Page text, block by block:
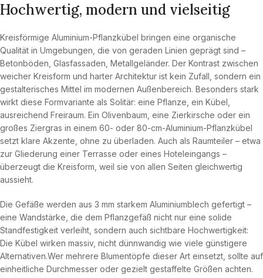
Hochwertig, modern und vielseitig
Kreisförmige Aluminium-Pflanzkübel bringen eine organische
Qualität in Umgebungen, die von geraden Linien geprägt sind –
Betonböden, Glasfassaden, Metallgeländer. Der Kontrast zwischen
weicher Kreisform und harter Architektur ist kein Zufall, sondern ein
gestalterisches Mittel im modernen Außenbereich. Besonders stark
wirkt diese Formvariante als Solitär: eine Pflanze, ein Kübel,
ausreichend Freiraum. Ein Olivenbaum, eine Zierkirsche oder ein
großes Ziergras in einem 60- oder 80-cm-Aluminium-Pflanzkübel
setzt klare Akzente, ohne zu überladen. Auch als Raumteiler – etwa
zur Gliederung einer Terrasse oder eines Hoteleingangs –
überzeugt die Kreisform, weil sie von allen Seiten gleichwertig
aussieht.
Die Gefäße werden aus 3 mm starkem Aluminiumblech gefertigt –
eine Wandstärke, die dem Pflanzgefäß nicht nur eine solide
Standfestigkeit verleiht, sondern auch sichtbare Hochwertigkeit:
Die Kübel wirken massiv, nicht dünnwandig wie viele günstigere
Alternativen.Wer mehrere Blumentöpfe dieser Art einsetzt, sollte auf
einheitliche Durchmesser oder gezielt gestaffelte Größen achten.